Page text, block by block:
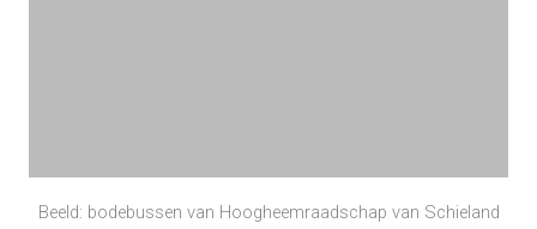
Beeld: bodebussen van Hoogheemraadschap van Schieland